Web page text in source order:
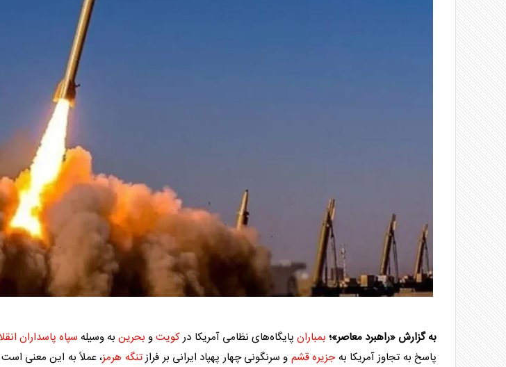
به گزارش «راهبرد معاصر»؛ بمباران پایگاه‌های نظامی آمریکا درکویتو بحرینبه وسیلهسپاه پاسداران
پاسخ به تجاوز آمریکا بهجزیره قشم و سرنگونی چهار پهپاد ایرانی بر فرازتنگه هرمز، عملاً به این معنی